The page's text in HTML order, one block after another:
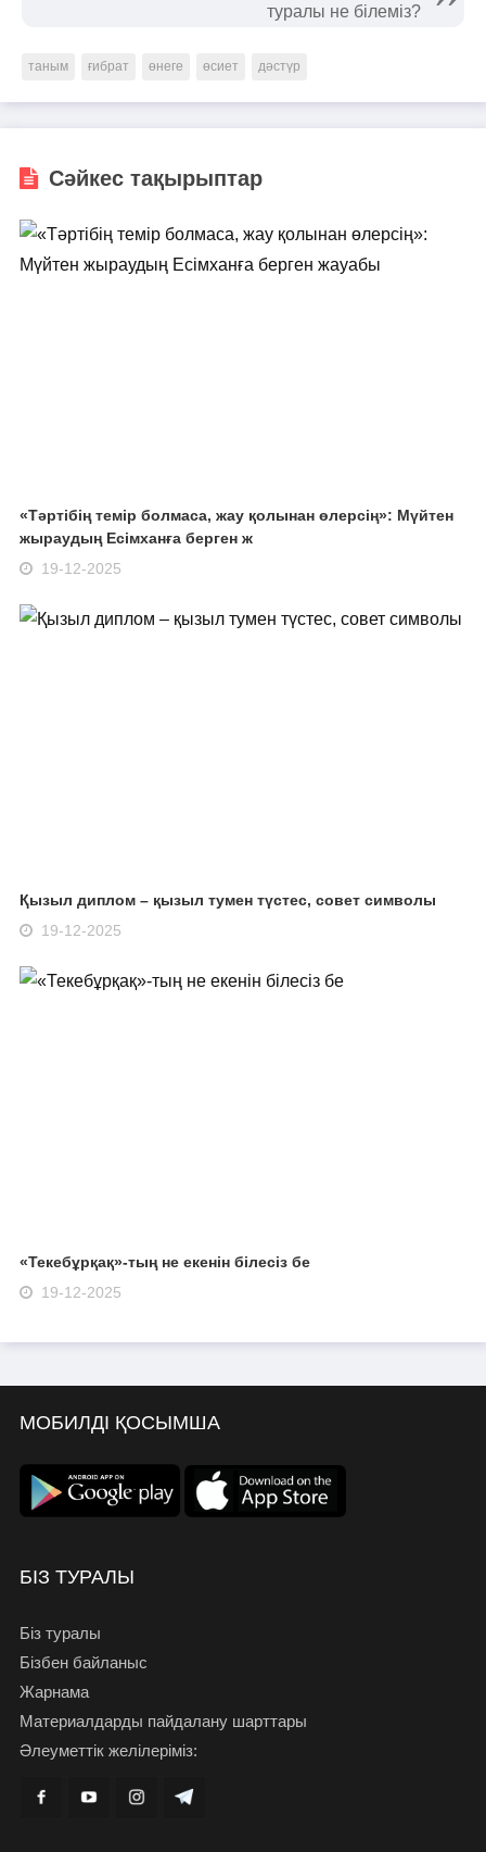
туралы не білеміз?
таным ғибрат өнеге өсиет дәстүр
Сәйкес тақырыптар
«Тәртібің темір болмаса, жау қолынан өлерсің»: Мүйтен
жыраудың Есімханға берген ж
19-12-2025
Қызыл диплом – қызыл тумен түстес, совет символы
19-12-2025
«Текебұрқақ»-тың не екенін білесіз бе
19-12-2025
МОБИЛДІ ҚОСЫМША
БІЗ ТУРАЛЫ
Біз туралы
Бізбен байланыс
Жарнама
Материалдарды пайдалану шарттары
Әлеуметтік желілеріміз: